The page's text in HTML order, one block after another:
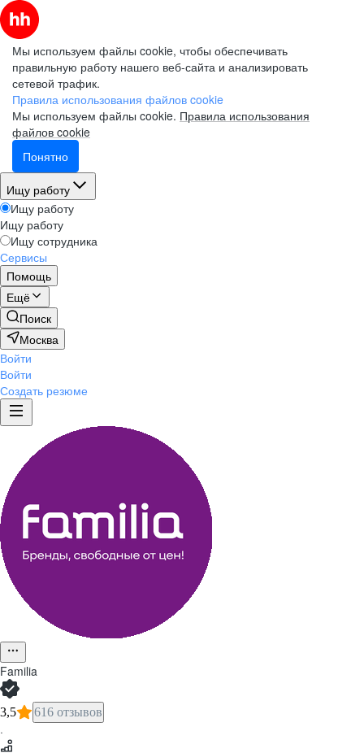
Мы используем файлы cookie, чтобы обеспечивать
правильную работу нашего веб-сайта и анализировать
сетевой трафик.
Правила использования файлов cookie
Мы используем файлы cookie. Правила использования
файлов cookie
Понятно
Ищу работу
Ищу работу
Ищу работу
Ищу сотрудника
Сервисы
Помощь
Ещё
Поиск
Москва
Войти
Войти
Создать резюме
Familia
3,5 616 отзывов
·